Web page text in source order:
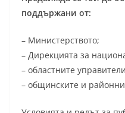
поддържани от:
– Министерството;
– Дирекцията за
– областните
– общинските и